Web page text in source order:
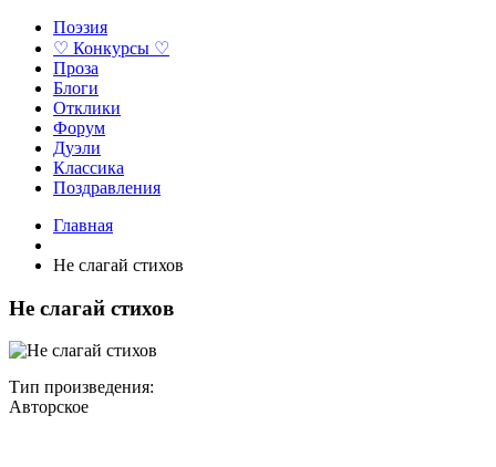
Поэзия
♡ Конкурсы ♡
Проза
Блоги
Отклики
Форум
Дуэли
Классика
Поздравления
Главная
Не слагай стихов
Не слагай стихов
Тип произведения:
Авторское